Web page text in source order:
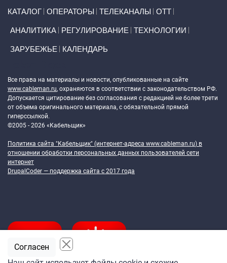
КАТАЛОГ ОПЕРАТОРЫ ТЕЛЕКАНАЛЫ ОТТ
АНАЛИТИКА РЕГУЛИРОВАНИЕ ТЕХНОЛОГИИ
ЗАРУБЕЖЬЕ КАЛЕНДАРЬ
Все права на материалы и новости, опубликованные на сайте
www.cableman.ru, охраняются в соответствии с законодательством РФ.
Допускается цитирование без согласования с редакцией не более трети
от объема оригинального материала, с обязательной прямой
гиперссылкой.
©2005 - 2026 «Кабельщик»
Политика сайта "Кабельщик" (интернет-адреса www.cableman.ru) в
отношении обработки персональных данных пользователей сети
интернет
DrupalCoder — поддержка сайта c 2017 года
Согласен